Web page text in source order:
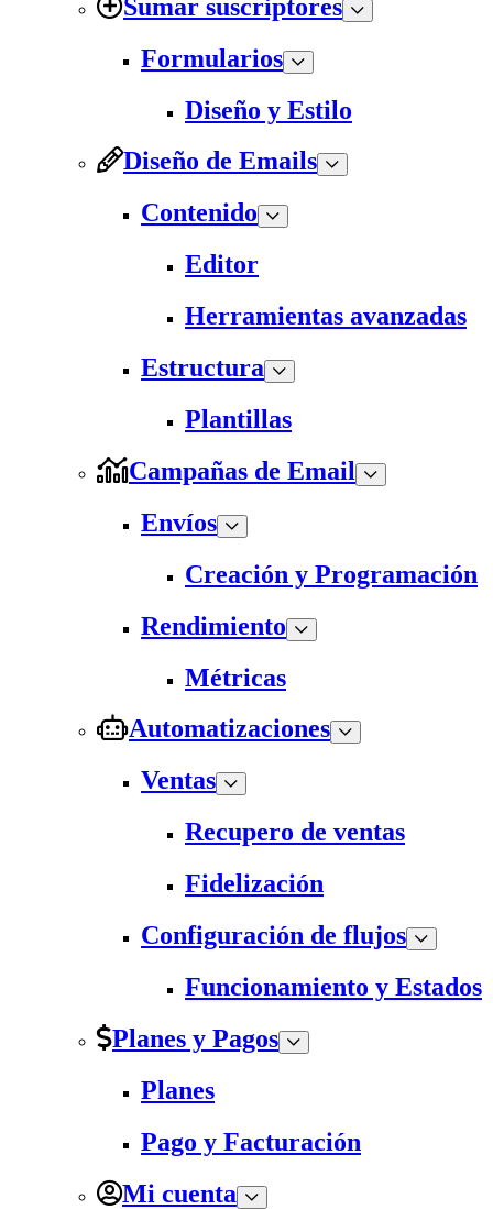
Sumar suscriptores
Formularios
Diseño y Estilo
Diseño de Emails
Contenido
Editor
Herramientas avanzadas
Estructura
Plantillas
Campañas de Email
Envíos
Creación y Programación
Rendimiento
Métricas
Automatizaciones
Ventas
Recupero de ventas
Fidelización
Configuración de flujos
Funcionamiento y Estados
Planes y Pagos
Planes
Pago y Facturación
Mi cuenta